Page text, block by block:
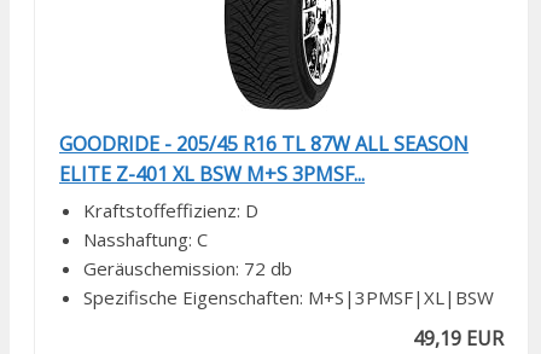
GOODRIDE - 205/45 R16 TL 87W ALL SEASON
ELITE Z-401 XL BSW M+S 3PMSF...
Kraftstoffeffizienz: D
Nasshaftung: C
Geräuschemission: 72 db
Spezifische Eigenschaften: M+S|3PMSF|XL|BSW
49,19 EUR